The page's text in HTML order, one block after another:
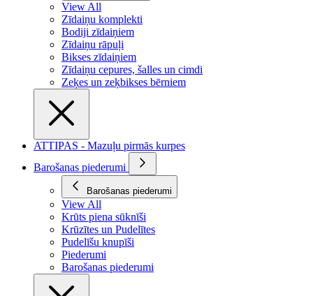
View All
Zīdaiņu komplekti
Bodiji zīdaiņiem
Zīdaiņu rāpuļi
Bikses zīdaiņiem
Zīdaiņu cepures, šalles un cimdi
Zeķes un zeķbikses bērniem
ATTIPAS - Mazuļu pirmās kurpes
Barošanas piederumi
Barošanas piederumi
View All
Krūts piena sūknīši
Krūzītes un Pudelītes
Pudelīšu knupīši
Piederumi
Barošanas piederumi